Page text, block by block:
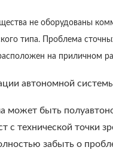
не оборудованы
типа. Проблема
на приличном
автономной
может быть
с технической точки
забыть о